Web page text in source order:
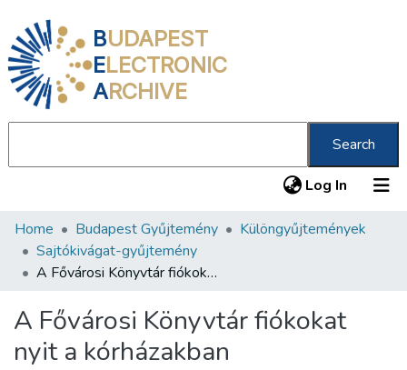
BUDAPEST
ELECTRONIC
ARCHIVE
Search
Log In (current)
Communities & Collections
All of DSpace
About us
Home Budapest Gyűjtemény
Különgyűjtemények
Sajtókivágat-gyűjtemény
A Fővárosi Könyvtár fiókokat nyit a kórházakban
A Fővárosi Könyvtár fiókokat
nyit a kórházakban